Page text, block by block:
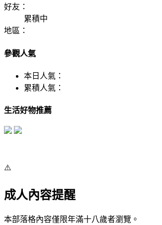
好友：
累積中
地區：
參觀人氣
本日人氣：
累積人氣：
生活好物推薦
⚠️
成人內容提醒
本部落格內容僅限年滿十八歲者瀏覽。